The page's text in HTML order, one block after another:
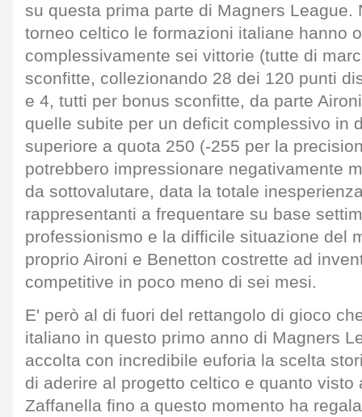
su questa prima parte di Magners League.
torneo celtico le formazioni italiane hanno
complessivamente sei vittorie (tutte di
sconfitte, collezionando 28 dei 120 punti
e 4, tutti per bonus sconfitte, da parte
quelle subite per un deficit complessivo in
superiore a quota 250 (-255 per la
potrebbero impressionare negativamente
da sottovalutare, data la totale
rappresentanti a frequentare su base
professionismo e la difficile situazione del
proprio Aironi e Benetton costrette ad
competitive in poco meno di sei mesi.
E' però al di fuori del rettangolo di gioco
italiano in questo primo anno di Magners
accolta con incredibile euforia la scelta
di aderire al progetto celtico e quanto visto
Zaffanella fino a questo momento ha